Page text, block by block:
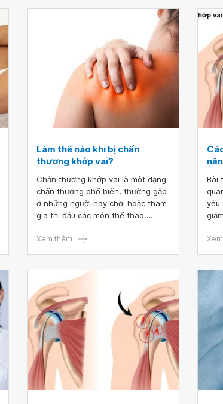
Làm thế nào khi bị chấn
thương khớp vai?
Chấn thương khớp vai là một dạng
chấn thương phổ biến, thường gặp
ở những người hay chơi hoặc tham
gia thi đấu các môn thể thao.
có thể dẫn đến nhiều biến chứng
đến chất lượng cuộc sống hằng
ngày của bệnh nhân.
Xem thêm
Bài
yếu
đó
lại